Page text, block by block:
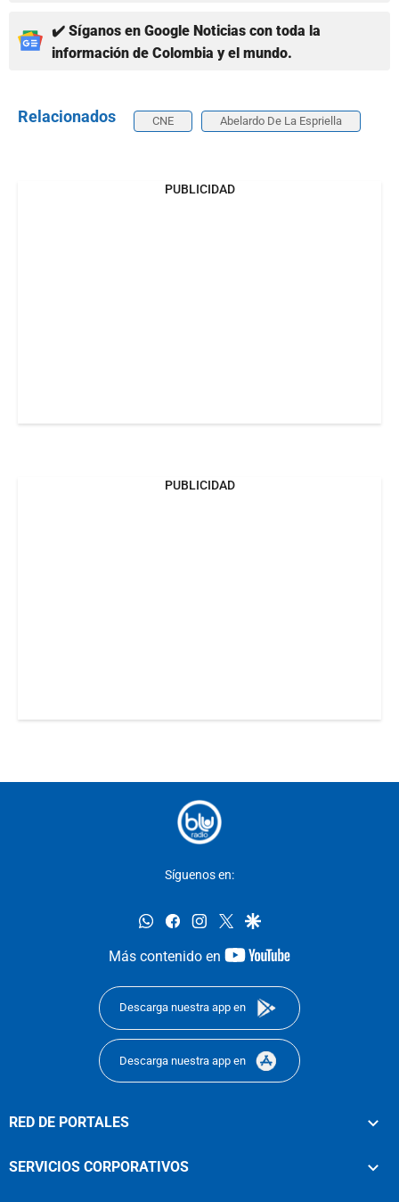
✔️ Síganos en Google Noticias con toda la
información de Colombia y el mundo.
Relacionados CNE Abelardo De La Espriella
PUBLICIDAD
PUBLICIDAD
Síguenos en:
whatsappfacebookinstagram
twittergoogle
Más contenido en
youtube-
Descarga nuestra app en
Descarga nuestra app en
RED DE PORTALES
SERVICIOS CORPORATIVOS